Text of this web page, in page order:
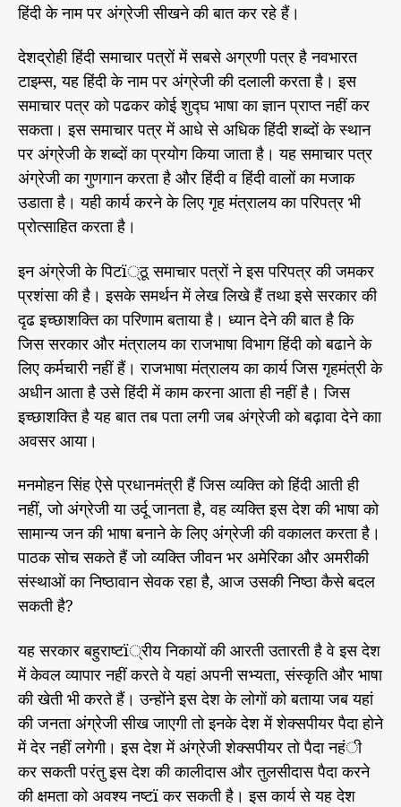
हिंदी के नाम पर अंग्रेजी सीखने की बात कर रहे हैं।
देशद्रोही हिंदी समाचार पत्रों में सबसे अग्रणी पत्र है नवभारत
टाइम्स, यह हिंदी के नाम पर अंग्रेजी की दलाली करता है। इस
समाचार पत्र को पढकर कोई शुद्घ भाषा का ज्ञान प्राप्त नहीं कर
सकता। इस समाचार पत्र में आधे से अधिक हिंदी शब्दों के स्थान
पर अंग्रेजी के शब्दों का प्रयोग किया जाता है। यह समाचार पत्र
अंग्रेजी का गुणगान करता है और हिंदी व हिंदी वालों का मजाक
उडाता है। यही कार्य करने के लिए गृह मंत्रालय का परिपत्र भी
प्रोत्साहित करता है।
इन अंग्रेजी के पिटï्ठू समाचार पत्रों ने इस परिपत्र की जमकर
प्रशंसा की है। इसके समर्थन में लेख लिखे हैं तथा इसे सरकार की
दृढ इच्छाशक्ति का परिणाम बताया है। ध्यान देने की बात है कि
जिस सरकार और मंत्रालय का राजभाषा विभाग हिंदी को बढाने के
लिए कर्मचारी नहीं हैं। राजभाषा मंत्रालय का कार्य जिस गृहमंत्री के
अधीन आता है उसे हिंदी में काम करना आता ही नहीं है। जिस
इच्छाशक्ति है यह बात तब पता लगी जब अंग्रेजी को बढ़ावा देने काा
अवसर आया।
मनमोहन सिंह ऐसे प्रधानमंत्री हैं जिस व्यक्ति को हिंदी आती ही
नहीं, जो अंग्रेजी या उर्दू जानता है, वह व्यक्ति इस देश की भाषा को
सामान्य जन की भाषा बनाने के लिए अंग्रेजी की वकालत करता है।
पाठक सोच सकते हैं जो व्यक्ति जीवन भर अमेरिका और अमरीकी
संस्थाओं का निष्ठावान सेवक रहा है, आज उसकी निष्ठा कैसे बदल
सकती है?
यह सरकार बहुराष्टï्रीय निकायों की आरती उतारती है वे इस देश
में केवल व्यापार नहीं करते वे यहां अपनी सभ्यता, संस्कृति और भाषा
की खेती भी करते हैं। उन्होंने इस देश के लोगों को बताया जब यहां
की जनता अंग्रेजी सीख जाएगी तो इनके देश में शेक्सपीयर पैदा होने
में देर नहीं लगेगी। इस देश में अंग्रेजी शेक्सपीयर तो पैदा नहंी
कर सकती परंतु इस देश की कालीदास और तुलसीदास पैदा करने
की क्षमता को अवश्य नष्टï कर सकती है। इस कार्य से यह देश